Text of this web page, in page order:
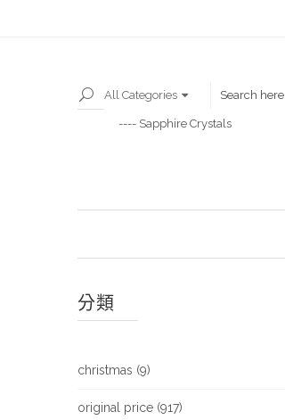
All Categories
分類
christmas (9)
original price (917)